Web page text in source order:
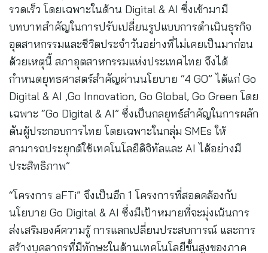
รวดเร็ว โดยเฉพาะในด้าน Digital & AI ซึ่งเข้ามามี
บทบาทสำคัญในการปรับเปลี่ยนรูปแบบการดำเนินธุรกิจ
อุตสาหกรรมและชีวิตประจำวันอย่างที่ไม่เคยเป็นมาก่อน
ด้วยเหตุนี้ สภาอุตสาหกรรมแห่งประเทศไทย จึงได้
กำหนดยุทธศาสตร์สำคัญผ่านนโยบาย “4 GO” ได้แก่ Go
Digital & AI ,Go Innovation, Go Global, Go Green โดย
เฉพาะ “Go Digital & AI” ซึ่งเป็นกลยุทธ์สำคัญในการผลัก
ดันผู้ประกอบการไทย โดยเฉพาะในกลุ่ม SMEs ให้
สามารถประยุกต์ใช้เทคโนโลยีดิจิทัลและ AI ได้อย่างมี
ประสิทธิภาพ”
“โครงการ aFTi” จึงเป็นอีก 1 โครงการที่สอดคล้องกับ
นโยบาย Go Digital & AI ซึ่งมีเป้าหมายที่จะมุ่งเน้นการ
ส่งเสริมองค์ความรู้ การแลกเปลี่ยนประสบการณ์ และการ
สร้างบุคลากรที่มีทักษะในด้านเทคโนโลยีขั้นสูงของภาค